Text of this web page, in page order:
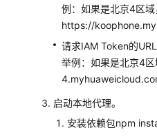
    res.
setHeader
    res.
setHeader
if
        res.
return
    }
例：如果是北京4区域
https://
请求IAM Token的
举例：如果是北京4
启动本地代理。
安装依赖包npm